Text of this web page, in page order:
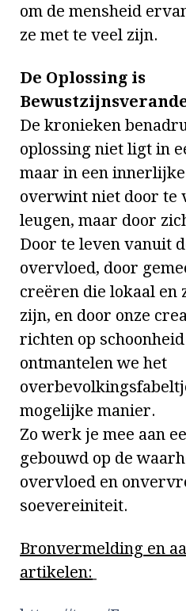
om de mensheid
ze met te veel zijn.
De Oplossing is
De kronieken
oplossing niet ligt in
maar in een
overwint niet door te
leugen, maar door
Door te leven vanuit
overvloed, door
creëren die lokaal en
zijn, en door onze
richten op
ontmantelen we het
mogelijke manier.
Zo werk je mee aan
gebouwd op de
overvloed en
soevereiniteit.
Bronvermelding en
artikelen: